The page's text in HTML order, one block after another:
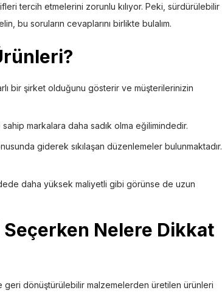
tercih etmelerini zorunlu kılıyor. Peki, sürdürülebilir
bu soruların cevaplarını birlikte bulalım.
?
bir şirket olduğunu gösterir ve müşterilerinizin
markalara daha sadık olma eğilimindedir.
giderek sıkılaşan düzenlemeler bulunmaktadır.
daha yüksek maliyetli gibi görünse de uzun
Seçerken Nelere Dikkat
dönüştürülebilir malzemelerden üretilen ürünleri